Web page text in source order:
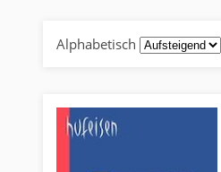
Alphabetisch